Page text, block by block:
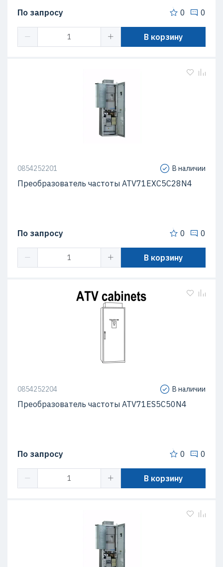
По запросу 0 0
В корзину
0854252201 В наличии
Преобразователь частоты ATV71EXC5C28N4
По запросу 0 0
В корзину
0854252204 В наличии
Преобразователь частоты ATV71ES5C50N4
По запросу 0 0
В корзину